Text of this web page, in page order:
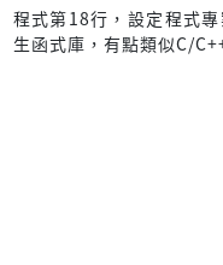
程式第18行，設定程式
生函式庫，有點類似C/